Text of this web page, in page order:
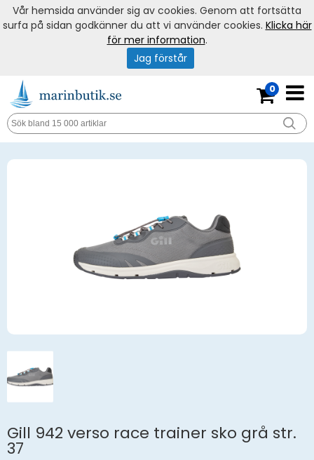
0
Gill 942 verso race trainer sko grå str.
37
Vår hemsida använder sig av cookies. Genom att fortsätta
surfa på sidan godkänner du att vi använder cookies. Klicka här
för mer information.
Jag förstår